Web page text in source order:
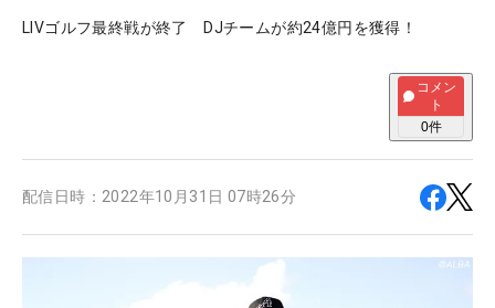
LIVゴルフ最終戦が終了 DJチームが約24億円を獲得！
コメン
ト
0件
配信日時： 2022年10月31日 07時26分